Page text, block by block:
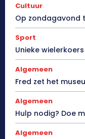
Cultuur
Op zondagavond
Sport
Unieke
Algemeen
Fred zet het
Algemeen
Hulp nodig? Doe
Algemeen